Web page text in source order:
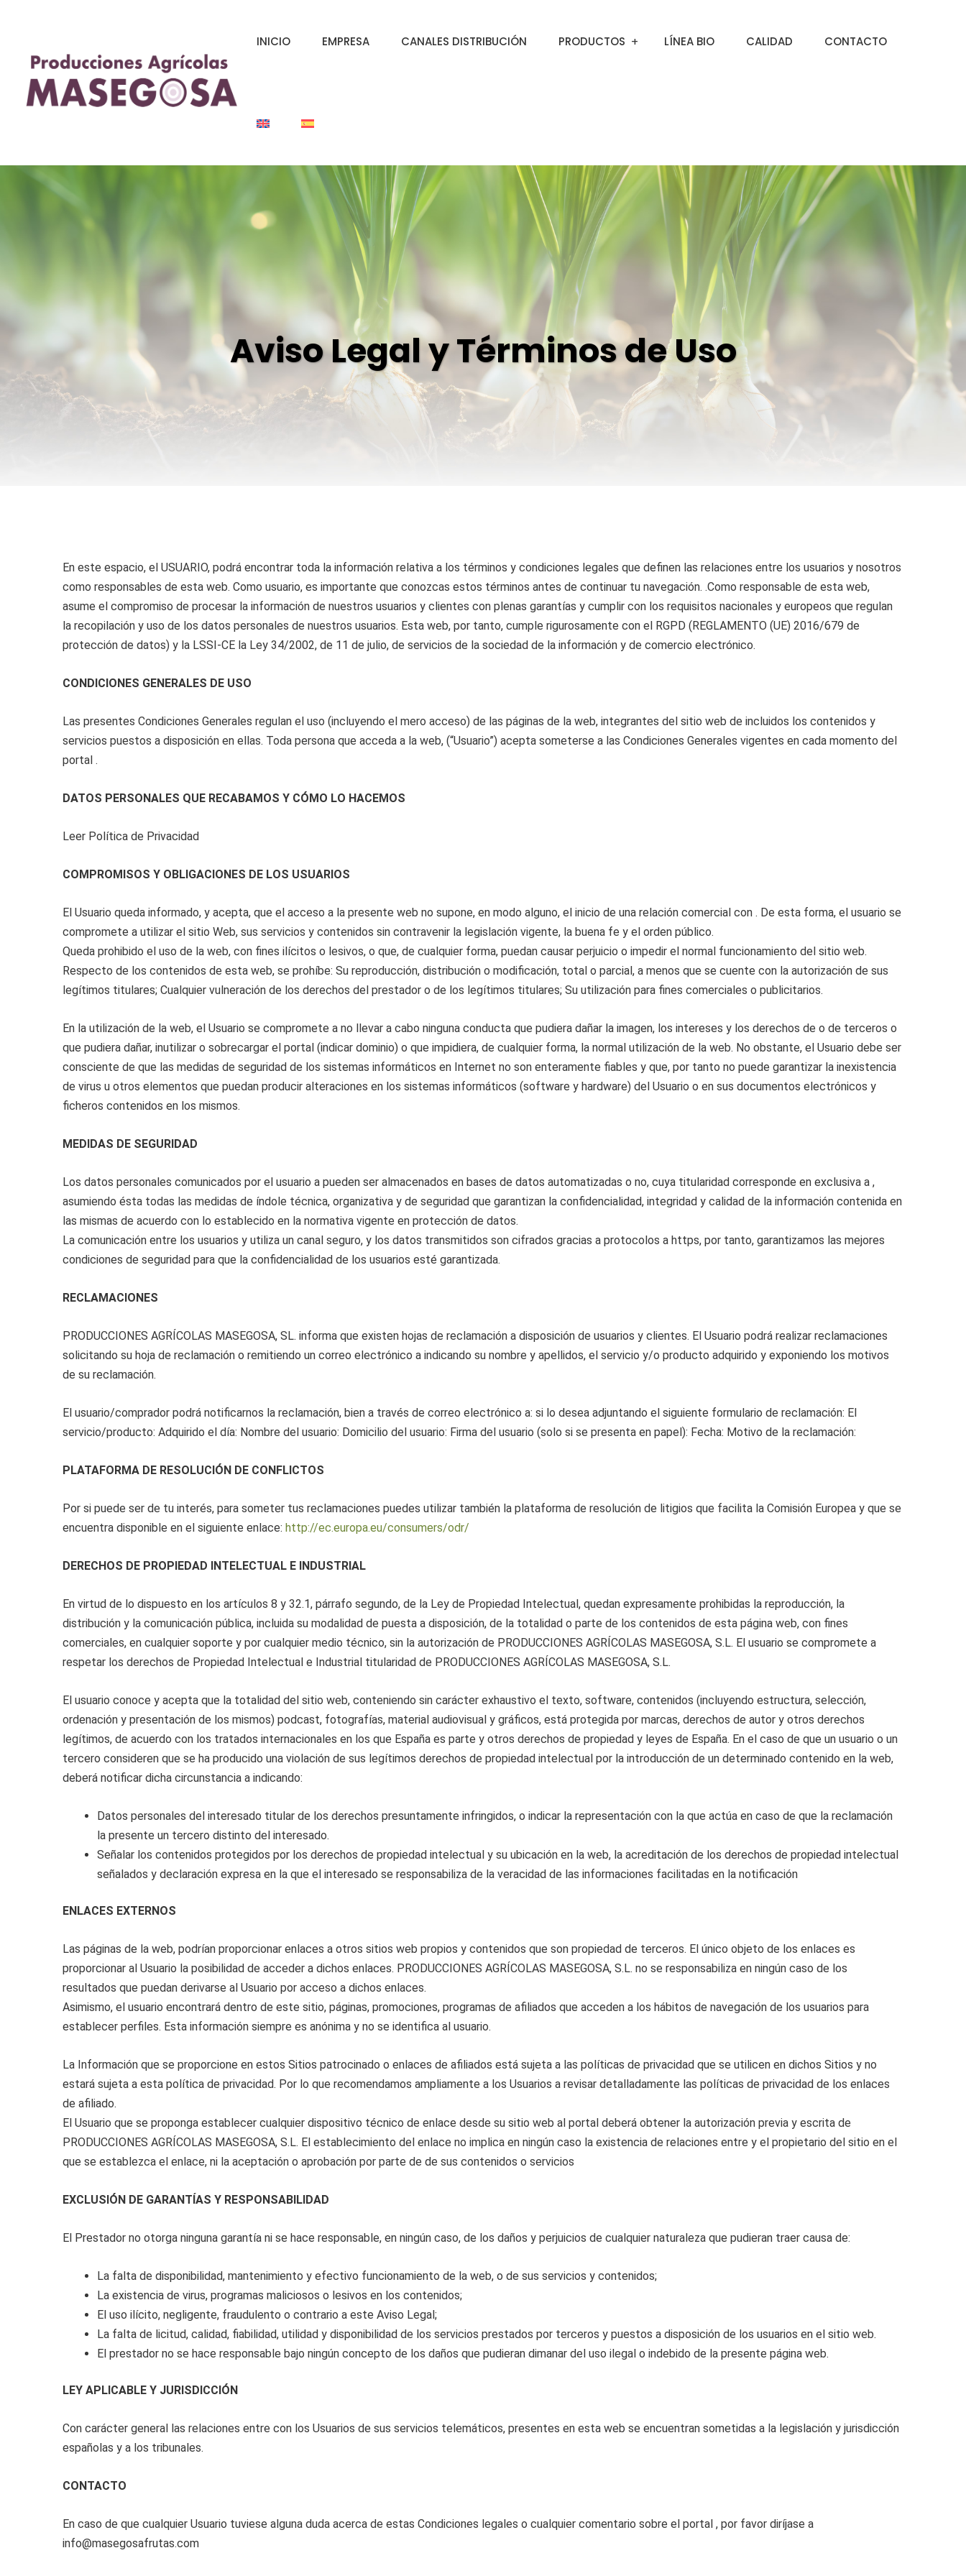
INICIO EMPRESA CANALES DISTRIBUCIÓN PRODUCTOS LÍNEA BIO CALIDAD CONTACTO
Aviso Legal y Términos de Uso
En este espacio, el USUARIO, podrá encontrar toda la información relativa a los términos y condiciones legales que definen las relaciones entre los usuarios y nosotros
como responsables de esta web. Como usuario, es importante que conozcas estos términos antes de continuar tu navegación. .Como responsable de esta web,
asume el compromiso de procesar la información de nuestros usuarios y clientes con plenas garantías y cumplir con los requisitos nacionales y europeos que regulan
la recopilación y uso de los datos personales de nuestros usuarios. Esta web, por tanto, cumple rigurosamente con el RGPD (REGLAMENTO (UE) 2016/679 de
protección de datos) y la LSSI-CE la Ley 34/2002, de 11 de julio, de servicios de la sociedad de la información y de comercio electrónico.
CONDICIONES GENERALES DE USO
Las presentes Condiciones Generales regulan el uso (incluyendo el mero acceso) de las páginas de la web, integrantes del sitio web de incluidos los contenidos y
servicios puestos a disposición en ellas. Toda persona que acceda a la web, (“Usuario”) acepta someterse a las Condiciones Generales vigentes en cada momento del
portal .
DATOS PERSONALES QUE RECABAMOS Y CÓMO LO HACEMOS
Leer Política de Privacidad
COMPROMISOS Y OBLIGACIONES DE LOS USUARIOS
El Usuario queda informado, y acepta, que el acceso a la presente web no supone, en modo alguno, el inicio de una relación comercial con . De esta forma, el usuario se
compromete a utilizar el sitio Web, sus servicios y contenidos sin contravenir la legislación vigente, la buena fe y el orden público.
Queda prohibido el uso de la web, con fines ilícitos o lesivos, o que, de cualquier forma, puedan causar perjuicio o impedir el normal funcionamiento del sitio web.
Respecto de los contenidos de esta web, se prohíbe: Su reproducción, distribución o modificación, total o parcial, a menos que se cuente con la autorización de sus
legítimos titulares; Cualquier vulneración de los derechos del prestador o de los legítimos titulares; Su utilización para fines comerciales o publicitarios.
En la utilización de la web, el Usuario se compromete a no llevar a cabo ninguna conducta que pudiera dañar la imagen, los intereses y los derechos de o de terceros o
que pudiera dañar, inutilizar o sobrecargar el portal (indicar dominio) o que impidiera, de cualquier forma, la normal utilización de la web. No obstante, el Usuario debe ser
consciente de que las medidas de seguridad de los sistemas informáticos en Internet no son enteramente fiables y que, por tanto no puede garantizar la inexistencia
de virus u otros elementos que puedan producir alteraciones en los sistemas informáticos (software y hardware) del Usuario o en sus documentos electrónicos y
ficheros contenidos en los mismos.
MEDIDAS DE SEGURIDAD
Los datos personales comunicados por el usuario a pueden ser almacenados en bases de datos automatizadas o no, cuya titularidad corresponde en exclusiva a ,
asumiendo ésta todas las medidas de índole técnica, organizativa y de seguridad que garantizan la confidencialidad, integridad y calidad de la información contenida en
las mismas de acuerdo con lo establecido en la normativa vigente en protección de datos.
La comunicación entre los usuarios y utiliza un canal seguro, y los datos transmitidos son cifrados gracias a protocolos a https, por tanto, garantizamos las mejores
condiciones de seguridad para que la confidencialidad de los usuarios esté garantizada.
RECLAMACIONES
PRODUCCIONES AGRÍCOLAS MASEGOSA, SL. informa que existen hojas de reclamación a disposición de usuarios y clientes. El Usuario podrá realizar reclamaciones
solicitando su hoja de reclamación o remitiendo un correo electrónico a indicando su nombre y apellidos, el servicio y/o producto adquirido y exponiendo los motivos
de su reclamación.
El usuario/comprador podrá notificarnos la reclamación, bien a través de correo electrónico a: si lo desea adjuntando el siguiente formulario de reclamación: El
servicio/producto: Adquirido el día: Nombre del usuario: Domicilio del usuario: Firma del usuario (solo si se presenta en papel): Fecha: Motivo de la reclamación:
PLATAFORMA DE RESOLUCIÓN DE CONFLICTOS
Por si puede ser de tu interés, para someter tus reclamaciones puedes utilizar también la plataforma de resolución de litigios que facilita la Comisión Europea y que se
encuentra disponible en el siguiente enlace: http://ec.europa.eu/consumers/odr/
DERECHOS DE PROPIEDAD INTELECTUAL E INDUSTRIAL
En virtud de lo dispuesto en los artículos 8 y 32.1, párrafo segundo, de la Ley de Propiedad Intelectual, quedan expresamente prohibidas la reproducción, la
distribución y la comunicación pública, incluida su modalidad de puesta a disposición, de la totalidad o parte de los contenidos de esta página web, con fines
comerciales, en cualquier soporte y por cualquier medio técnico, sin la autorización de PRODUCCIONES AGRÍCOLAS MASEGOSA, S.L. El usuario se compromete a
respetar los derechos de Propiedad Intelectual e Industrial titularidad de PRODUCCIONES AGRÍCOLAS MASEGOSA, S.L.
El usuario conoce y acepta que la totalidad del sitio web, conteniendo sin carácter exhaustivo el texto, software, contenidos (incluyendo estructura, selección,
ordenación y presentación de los mismos) podcast, fotografías, material audiovisual y gráficos, está protegida por marcas, derechos de autor y otros derechos
legítimos, de acuerdo con los tratados internacionales en los que España es parte y otros derechos de propiedad y leyes de España. En el caso de que un usuario o un
tercero consideren que se ha producido una violación de sus legítimos derechos de propiedad intelectual por la introducción de un determinado contenido en la web,
deberá notificar dicha circunstancia a indicando:
Datos personales del interesado titular de los derechos presuntamente infringidos, o indicar la representación con la que actúa en caso de que la reclamación
la presente un tercero distinto del interesado.
Señalar los contenidos protegidos por los derechos de propiedad intelectual y su ubicación en la web, la acreditación de los derechos de propiedad intelectual
señalados y declaración expresa en la que el interesado se responsabiliza de la veracidad de las informaciones facilitadas en la notificación
ENLACES EXTERNOS
Las páginas de la web, podrían proporcionar enlaces a otros sitios web propios y contenidos que son propiedad de terceros. El único objeto de los enlaces es
proporcionar al Usuario la posibilidad de acceder a dichos enlaces. PRODUCCIONES AGRÍCOLAS MASEGOSA, S.L. no se responsabiliza en ningún caso de los
resultados que puedan derivarse al Usuario por acceso a dichos enlaces.
Asimismo, el usuario encontrará dentro de este sitio, páginas, promociones, programas de afiliados que acceden a los hábitos de navegación de los usuarios para
establecer perfiles. Esta información siempre es anónima y no se identifica al usuario.
La Información que se proporcione en estos Sitios patrocinado o enlaces de afiliados está sujeta a las políticas de privacidad que se utilicen en dichos Sitios y no
estará sujeta a esta política de privacidad. Por lo que recomendamos ampliamente a los Usuarios a revisar detalladamente las políticas de privacidad de los enlaces
de afiliado.
El Usuario que se proponga establecer cualquier dispositivo técnico de enlace desde su sitio web al portal deberá obtener la autorización previa y escrita de
PRODUCCIONES AGRÍCOLAS MASEGOSA, S.L. El establecimiento del enlace no implica en ningún caso la existencia de relaciones entre y el propietario del sitio en el
que se establezca el enlace, ni la aceptación o aprobación por parte de de sus contenidos o servicios
EXCLUSIÓN DE GARANTÍAS Y RESPONSABILIDAD
El Prestador no otorga ninguna garantía ni se hace responsable, en ningún caso, de los daños y perjuicios de cualquier naturaleza que pudieran traer causa de:
La falta de disponibilidad, mantenimiento y efectivo funcionamiento de la web, o de sus servicios y contenidos;
La existencia de virus, programas maliciosos o lesivos en los contenidos;
El uso ilícito, negligente, fraudulento o contrario a este Aviso Legal;
La falta de licitud, calidad, fiabilidad, utilidad y disponibilidad de los servicios prestados por terceros y puestos a disposición de los usuarios en el sitio web.
El prestador no se hace responsable bajo ningún concepto de los daños que pudieran dimanar del uso ilegal o indebido de la presente página web.
LEY APLICABLE Y JURISDICCIÓN
Con carácter general las relaciones entre con los Usuarios de sus servicios telemáticos, presentes en esta web se encuentran sometidas a la legislación y jurisdicción
españolas y a los tribunales.
CONTACTO
En caso de que cualquier Usuario tuviese alguna duda acerca de estas Condiciones legales o cualquier comentario sobre el portal , por favor diríjase a
info@masegosafrutas.com